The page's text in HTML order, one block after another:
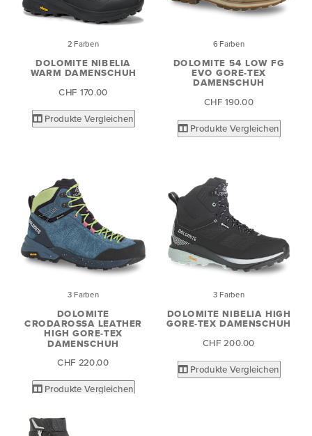
2 Farben
DOLOMITE NIBELIA
WARM DAMENSCHUH
CHF 170.00
Produkte Vergleichen
6 Farben
DOLOMITE 54 LOW FG
EVO GORE-TEX
DAMENSCHUH
CHF 190.00
Produkte Vergleichen
3 Farben
DOLOMITE
CRODAROSSA LEATHER
HIGH GORE-TEX
DAMENSCHUH
CHF 220.00
Produkte Vergleichen
3 Farben
DOLOMITE NIBELIA HIGH
GORE-TEX DAMENSCHUH
CHF 200.00
Produkte Vergleichen